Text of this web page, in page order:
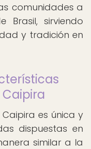
comunidades a
sirviendo
y tradición en
es única y
dispuestas en
similar a la